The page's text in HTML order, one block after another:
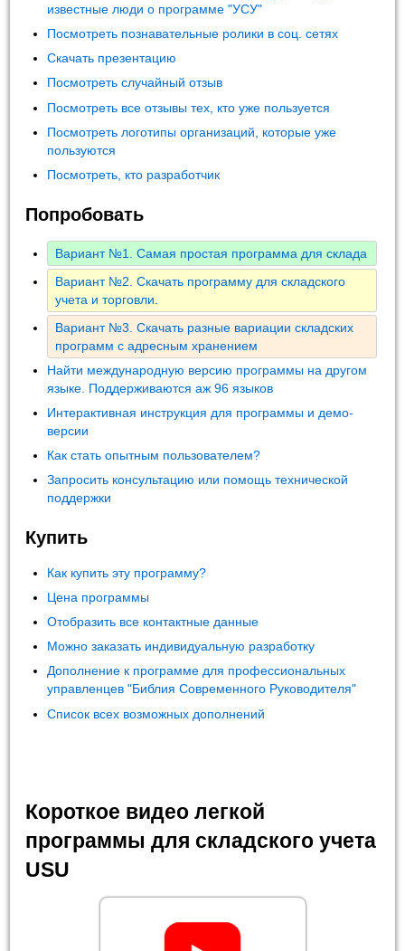
известные люди о программе "УСУ"
Посмотреть познавательные ролики в соц. сетях
Скачать презентацию
Посмотреть случайный отзыв
Посмотреть все отзывы тех, кто уже пользуется
Посмотреть логотипы организаций, которые уже
пользуются
Посмотреть, кто разработчик
Попробовать
Вариант №1. Самая простая программа для склада
Вариант №2. Скачать программу для складского
учета и торговли.
Вариант №3. Скачать разные вариации складских
программ с адресным хранением
Найти международную версию программы на другом
языке. Поддерживаются аж 96 языков
Интерактивная инструкция для программы и демо-
версии
Как стать опытным пользователем?
Запросить консультацию или помощь технической
поддержки
Купить
Как купить эту программу?
Цена программы
Отобразить все контактные данные
Можно заказать индивидуальную разработку
Дополнение к программе для профессиональных
управленцев "Библия Современного Руководителя"
Список всех возможных дополнений
Короткое видео легкой
программы для складского учета
USU